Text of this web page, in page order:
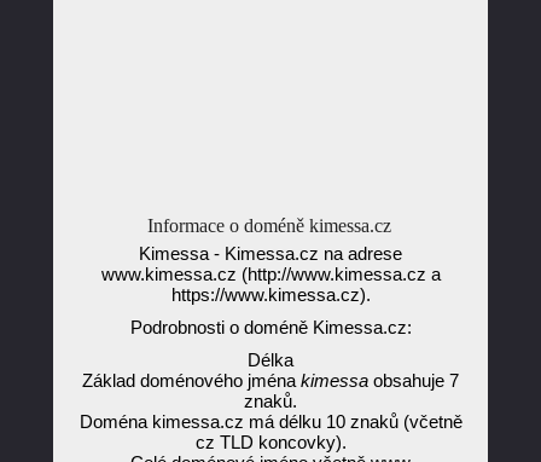
Informace o doméně kimessa.cz
Kimessa - Kimessa.cz na adrese
www.kimessa.cz (http://www.kimessa.cz a
https://www.kimessa.cz).
Podrobnosti o doméně Kimessa.cz:
Délka
Základ doménového jména kimessa obsahuje 7
znaků.
Doména kimessa.cz má délku 10 znaků (včetně
cz TLD koncovky).